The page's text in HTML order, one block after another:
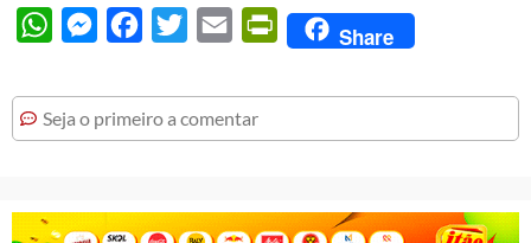
WhatsAppMessengerFacebook
Twitter Email PrintFriendly
Share
Seja o primeiro a comentar